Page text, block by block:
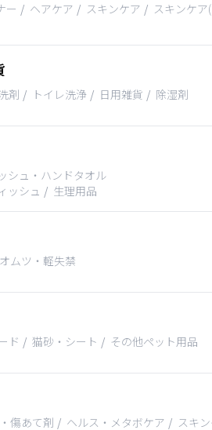
ー ヘアケア スキンケア
スキンケア
剤 トイレ洗浄 日用雑貨 除湿剤
シュ・ハンドタオル
ッシュ
生理用品
ムツ・軽失禁
ド 猫砂・シート その他ペット用品
傷あて剤 ヘルス・メタボケア スキ